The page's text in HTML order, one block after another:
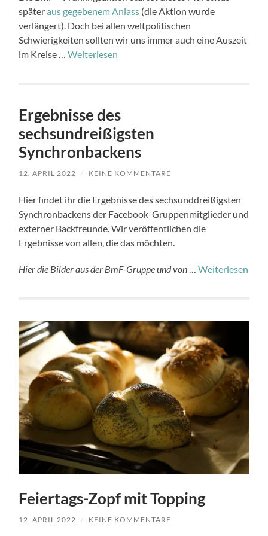
späteraus gegebenem Anlass (die Aktion wurde
verlängert). Doch bei allen weltpolitischen
Schwierigkeiten sollten wir uns immer auch eine Auszeit
im Kreise …Weiterlesen
Ergebnisse des
sechsundreißigsten
Synchronbackens
12. APRIL 2022 / KEINE KOMMENTARE
Hier findet ihr die Ergebnisse des sechsunddreißigsten
Synchronbackens der Facebook-Gruppenmitglieder und
externer Backfreunde. Wir veröffentlichen die
Ergebnisse von allen, die das möchten.
Hier die Bilder aus der BmF-Gruppe und von…Weiterlesen
Feiertags-Zopf mit Topping
12. APRIL 2022 / KEINE KOMMENTARE